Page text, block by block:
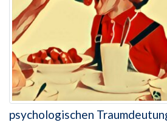
psychologischen